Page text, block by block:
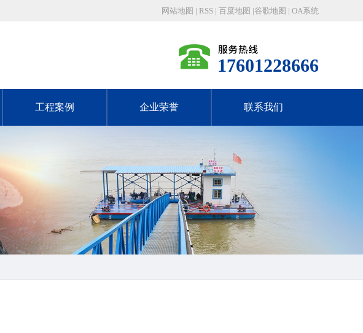
网站地图 | RSS | 百度地图 |谷歌地图 | OA系统
17601228666
工程案例 企业荣誉 联系我们